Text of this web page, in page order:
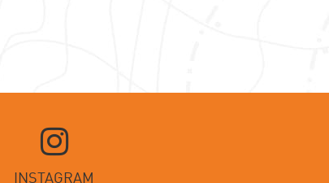
INSTAGRAM